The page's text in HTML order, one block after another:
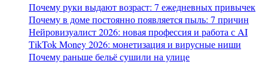
Почему руки выдают возраст: 7 ежедневных привычек
Почему в доме постоянно появляется пыль: 7 причин
Нейровизуалист 2026: новая профессия и работа с AI
TikTok Money 2026: монетизация и вирусные ниши
Почему раньше бельё сушили на улице